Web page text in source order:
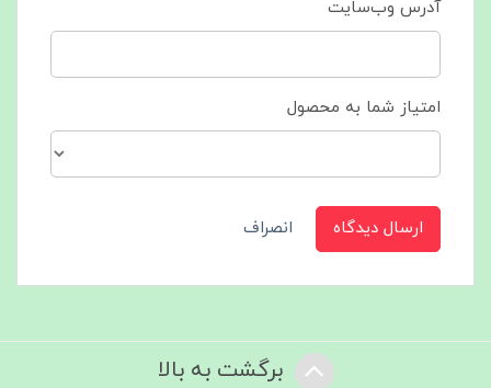
آدرس وب‌سایت
امتیاز شما به محصول
ارسال دیدگاه انصراف
برگشت به بالا